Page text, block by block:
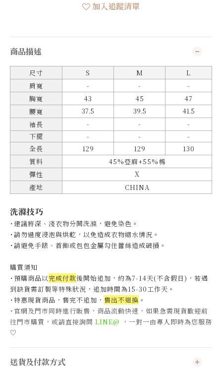
加入追蹤清單
商品描述
尺寸 S M
L
肩寬
- -
-
胸寬
43 45
47
腰寬
37.5 39.5
41.5
袖長
- -
-
下擺
- -
-
全長
129 129
130
質料
45%亞麻+55%棉
彈性
X
產地
CHINA
洗滌技巧
˙建議將深、淺衣物分開洗滌，避免染色。
˙請勿過度浸泡與烘乾，以免造成衣物縮水情況。
˙請避免手錶、首飾或包包金屬勾住蕾絲造成破損。
購買須知
˙預購商品以完成付款後開始追加，約為7-14天(不含假日)， 若遇
到缺貨需訂製等特殊狀況，追加時間為15-30工作天 。
˙特惠現貨商品，售完不追加， 售出不退換 。
˙官網及門市同時進行販售，商品流動快速，如果急需現貨歡迎前
往門市購買，或請直接詢問 LINE@ ，一對一由專人即時為您服務
♡
送貨及付款方式